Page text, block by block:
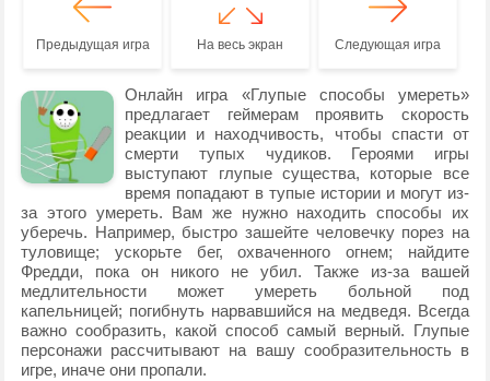
Предыдущая игра На весь экран Следующая игра
Онлайн игра «Глупые способы умереть»
предлагает геймерам проявить скорость
реакции и находчивость, чтобы спасти от
смерти тупых чудиков. Героями игры
выступают глупые существа, которые все
время попадают в тупые истории и могут из-
за этого умереть. Вам же нужно находить способы их
уберечь. Например, быстро зашейте человечку порез на
туловище; ускорьте бег, охваченного огнем; найдите
Фредди, пока он никого не убил. Также из-за вашей
медлительности может умереть больной под
капельницей; погибнуть нарвавшийся на медведя. Всегда
важно сообразить, какой способ самый верный. Глупые
персонажи рассчитывают на вашу сообразительность в
игре, иначе они пропали.